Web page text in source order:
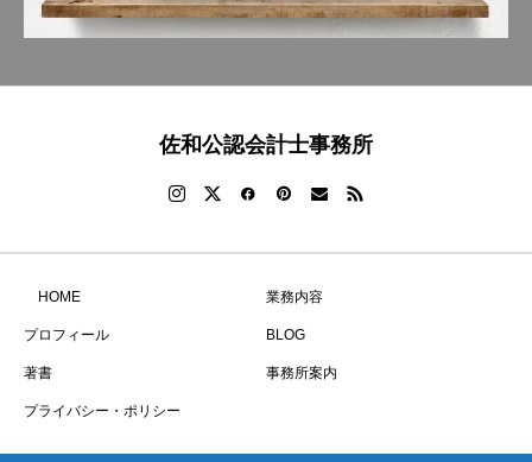
佐和公認会計士事務所
HOME 業務内容
プロフィール BLOG
著書 事務所案内
プライバシー・ポリシー